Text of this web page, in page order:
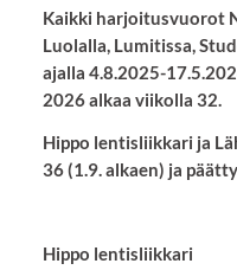
Kaikki harjoitusvuorot
Luolalla, Lumitissa,
ajalla 4.8.2025-
2026 alkaa viikolla 32.
Hippo lentisliikkari ja
36 (1.9. alkaen) ja
Hippo lentisliikkari